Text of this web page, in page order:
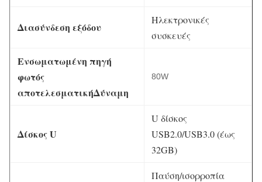
Διασύνδεση εξόδου
Ηλεκτρονικές
συσκευές
Ενσωματωμένη πηγή
φωτός
αποτελεσματικήΔύναμη
80W
Δίσκος U
U δίσκος
USB2.0/USB3.0 (έως
32GB)
Παύση/ισορροπία